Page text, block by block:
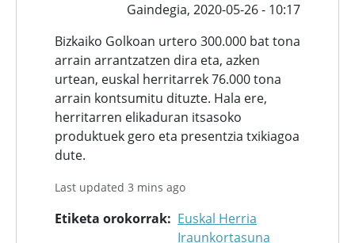
Gaindegia, 2020-05-26 - 10:17
Bizkaiko Golkoan urtero 300.000 bat tona
arrain arrantzatzen dira eta, azken
urtean, euskal herritarrek 76.000 tona
arrain kontsumitu dituzte. Hala ere,
herritarren elikaduran itsasoko
produktuek gero eta presentzia txikiagoa
dute.
Last updated 3 mins ago
Etiketa orokorrak
Euskal Herria
Iraunkortasuna